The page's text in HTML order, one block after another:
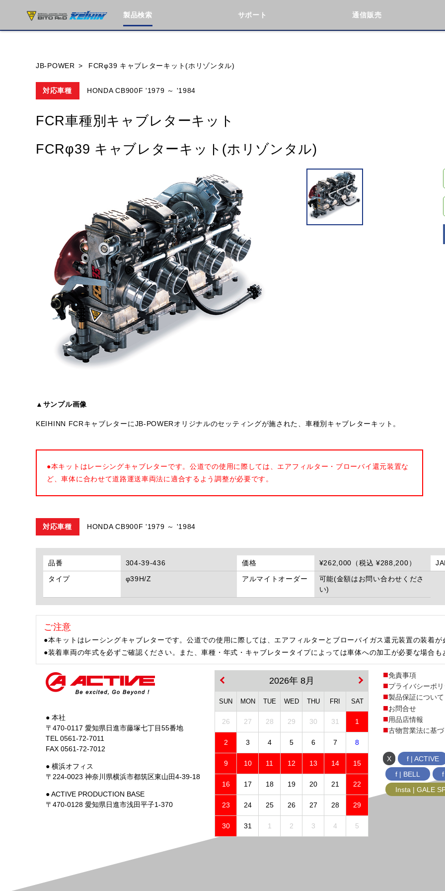
製品検索 サポート 通信販売
閉じる
JB-POWER FCRφ39 キャブレターキット(ホリゾンタル)
対応車種 HONDA CB900F '1979 ～ '1984
FCR車種別キャブレターキット
FCRφ39 キャブレターキット(ホリゾンタル)
▲サンプル画像
KEIHINN FCRキャブレターにJB-POWERオリジナルのセッティングが施された、車種別キャブレターキット。
●本キットはレーシングキャブレターです。公道での使用に際しては、エアフィルター・ブローバイ還元装置な
ど、車体に合わせて道路運送車両法に適合するよう調整が必要です。
対応車種 HONDA CB900F '1979 ～ '1984
品番 304-39-436 価格 ¥262,000（税込 ¥288,200）
タイプ
φ39H/Z アルマイトオーダー
可能(金額はお問い合わせくださ
い)
ご注意
●本キットはレーシングキャブレターです。公道での使用に際しては、エアフィルターとブローバイガス還元装置の装着が
●装着車両の年式を必ずご確認ください。また、車種・年式・キャブレタータイプによっては車体への加工が必要な場合
● 本社
〒470-0117 愛知県日進市藤塚七丁目55番地
TEL 0561-72-7011
FAX 0561-72-7012
● 横浜オフィス
〒224-0023 神奈川県横浜市都筑区東山田4-39-18
● ACTIVE PRODUCTION BASE
〒470-0128 愛知県日進市浅田平子1-370
2026年 8月
SUN MON TUE WED THU FRI SAT
26 27 28 29 30 31 1
2 3 4 5 6 7 8
9 10 11 12 13 14 15
16 17 18 19 20 21 22
23 24 25 26 27 28 29
30 31 1 2 3 4 5
免責事項
プライバシーポ
製品保証について
お問合せ
用品店情報
古物営業法に基
X
f | ACTIVE
f | BELL
Insta | GALE